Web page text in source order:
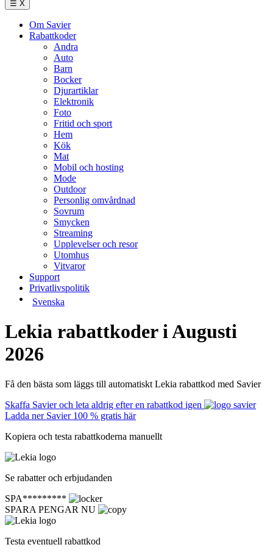
☰ X
Om Savier
Rabattkoder
Andra
Auto
Barn
Bocker
Djurartiklar
Elektronik
Foto
Fritid och sport
Hem
Kök
Mat
Mobil och hosting
Mode
Outdoor
Personlig omvårdnad
Sovrum
Smycken
Streaming
Upplevelser och resor
Utomhus
Vitvaror
Support
Privatlivspolitik
Svenska
Lekia rabattkoder i Augusti
2026
Få den bästa som läggs till automatiskt Lekia rabattkod med Savier
Skaffa Savier och leta aldrig efter en rabattkod igen
Ladda ner Savier 100 % gratis här
Kopiera och testa rabattkoderna manuellt
Se rabatter och erbjudanden
SPA*********
SPARA PENGAR NU
Testa eventuell rabattkod